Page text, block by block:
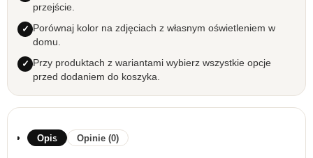
przejście.
Porównaj kolor na zdjęciach z własnym oświetleniem w
domu.
Przy produktach z wariantami wybierz wszystkie opcje
przed dodaniem do koszyka.
Opis Opinie (0)